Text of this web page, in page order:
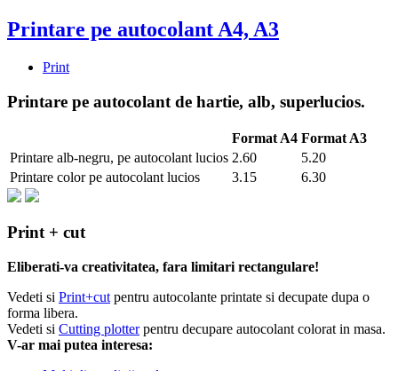
Printare pe autocolant A4, A3
Print
Printare pe autocolant de hartie, alb, superlucios.
Format A4 Format A3
Printare alb-negru, pe autocolant lucios 2.60
5.20
Printare color pe autocolant lucios
3.15 6.30
Print + cut
Eliberati-va creativitatea, fara limitari rectangulare!
Vedeti si Print+cut pentru autocolante printate si decupate dupa o
forma libera.
Vedeti si Cutting plotterpentru decupare autocolant colorat in masa.
V-ar mai putea interesa: